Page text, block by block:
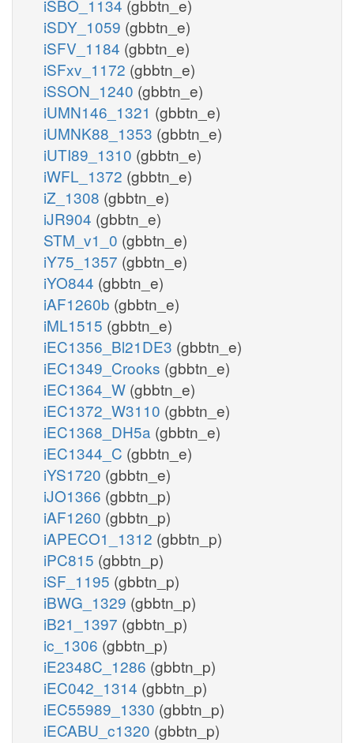
iSBO_1134 (gbbtn_e)
iSDY_1059 (gbbtn_e)
iSFV_1184 (gbbtn_e)
iSFxv_1172 (gbbtn_e)
iSSON_1240 (gbbtn_e)
iUMN146_1321 (gbbtn_e)
iUMNK88_1353 (gbbtn_e)
iUTI89_1310 (gbbtn_e)
iWFL_1372 (gbbtn_e)
iZ_1308 (gbbtn_e)
iJR904 (gbbtn_e)
STM_v1_0 (gbbtn_e)
iY75_1357 (gbbtn_e)
iYO844 (gbbtn_e)
iAF1260b (gbbtn_e)
iML1515 (gbbtn_e)
iEC1356_Bl21DE3 (gbbtn_e)
iEC1349_Crooks (gbbtn_e)
iEC1364_W (gbbtn_e)
iEC1372_W3110 (gbbtn_e)
iEC1368_DH5a (gbbtn_e)
iEC1344_C (gbbtn_e)
iYS1720 (gbbtn_e)
iJO1366 (gbbtn_p)
iAF1260 (gbbtn_p)
iAPECO1_1312 (gbbtn_p)
iPC815 (gbbtn_p)
iSF_1195 (gbbtn_p)
iBWG_1329 (gbbtn_p)
iB21_1397 (gbbtn_p)
ic_1306 (gbbtn_p)
iE2348C_1286 (gbbtn_p)
iEC042_1314 (gbbtn_p)
iEC55989_1330 (gbbtn_p)
iECABU_c1320 (gbbtn_p)